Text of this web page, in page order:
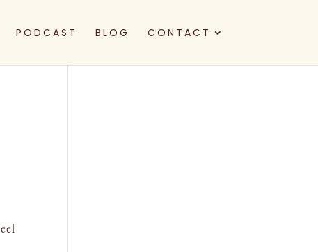
PODCAST BLOG CONTACT